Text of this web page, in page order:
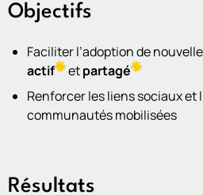
Objectifs
Faciliter l’adoption de
actif
etpartagé
Renforcer les liens sociaux et
communautés mobilisées
Résultats